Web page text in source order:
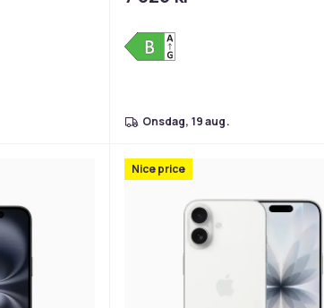
onsdag, 19 aug.
Nice price